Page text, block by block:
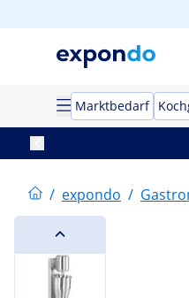
Marktbedarf
/ expondo /